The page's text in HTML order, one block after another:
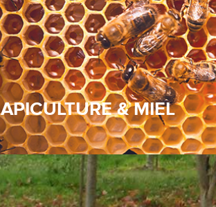
APICULTURE & MIEL
année un miel toutes fleurs apprécié de
la famille et de nos visiteurs.